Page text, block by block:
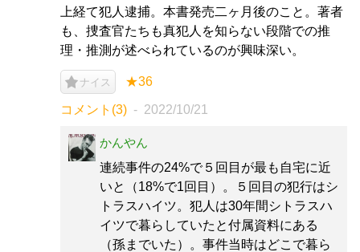
上経て犯人逮捕。本書発売二ヶ月後のこと。著者
も、捜査官たちも真犯人を知らない段階での推
理・推測が述べられているのが興味深い。
ナイス ★36
コメント(3) 2022/10/21
かんやん
連続事件の24%で５回目が最も自宅に近
いと（18%で1回目）。５回目の犯行はシ
トラスハイツ。犯人は30年間シトラスハ
イツで暮らしていたと付属資料にある
（孫までいた）。事件当時はどこで暮ら